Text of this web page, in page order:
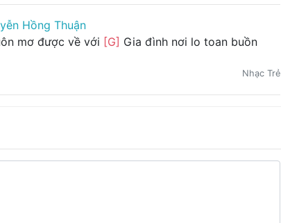
Hồng Thuận
mơ được về với [G] Gia đình nơi lo toan buồn
Nhạc Trẻ